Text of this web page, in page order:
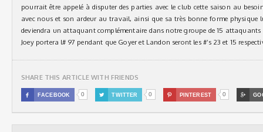
pourrait être appelé à disputer des parties avec le club cette saison au
avec nous et son ardeur au travail, ainsi que sa très bonne forme physique
deviendra un attaquant complémentaire dans notre groupe de 15 attaquants
Joey portera l# 97 pendant que Goyer et Landon seront les #’s 23 et 15
SHARE THIS ARTICLE WITH FRIENDS
 FACEBOOK 0  TWITTER 0  PINTEREST 0 